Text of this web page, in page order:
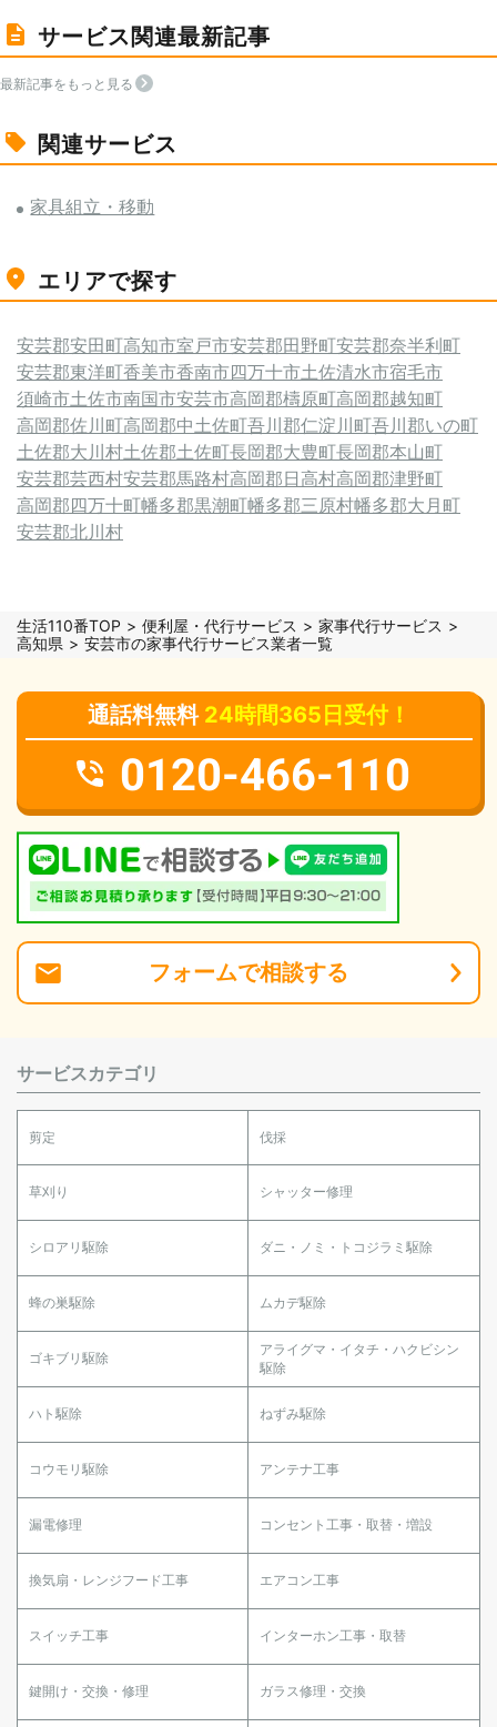
サービス関連最新記事
最新記事をもっと見る
関連サービス
家具組立・移動
エリアで探す
安芸郡安田町高知市室戸市安芸郡田野町安芸郡奈半利町
安芸郡東洋町香美市香南市四万十市土佐清水市宿毛市
須崎市土佐市南国市安芸市高岡郡檮原町高岡郡越知町
高岡郡佐川町高岡郡中土佐町吾川郡仁淀川町吾川郡いの町
土佐郡大川村土佐郡土佐町長岡郡大豊町長岡郡本山町
安芸郡芸西村安芸郡馬路村高岡郡日高村高岡郡津野町
高岡郡四万十町幡多郡黒潮町幡多郡三原村幡多郡大月町
安芸郡北川村
生活110番TOP 便利屋・代行サービス
家事代行サービス
高知県
安芸市の家事代行サービス業者一覧
通話料無料 24時間365日受付！
0120-466-110
フォームで相談する
サービスカテゴリ
剪定 伐採
草刈り シャッター修理
シロアリ駆除 ダニ・ノミ・トコジラミ駆除
蜂の巣駆除 ムカデ駆除
ゴキブリ駆除
アライグマ・イタチ・ハクビシン
駆除
ハト駆除 ねずみ駆除
コウモリ駆除 アンテナ工事
漏電修理 コンセント工事・取替・増設
換気扇・レンジフード工事 エアコン工事
スイッチ工事 インターホン工事・取替
鍵開け・交換・修理 ガラス修理・交換